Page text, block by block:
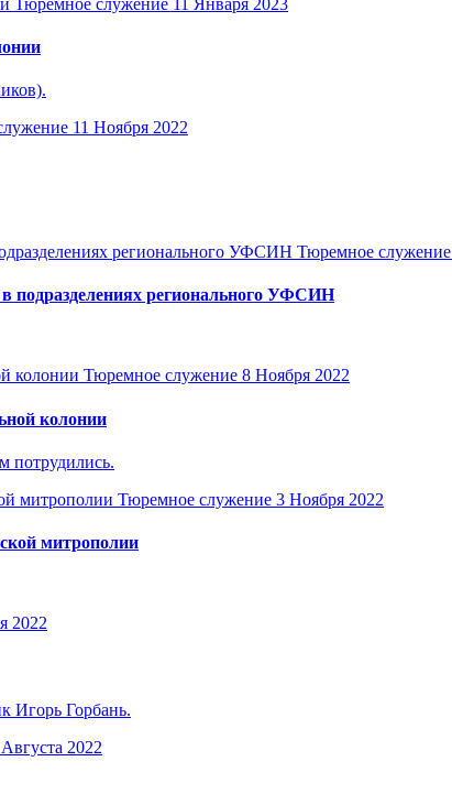
11 Ноября 2022
Тюремное служение
подразделениях регионального УФСИН
Тюремное служение 8 Ноября 2022
колонии
потрудились.
Тюремное служение 3 Ноября 2022
митрополии
2022
Игорь Горбань.
2022